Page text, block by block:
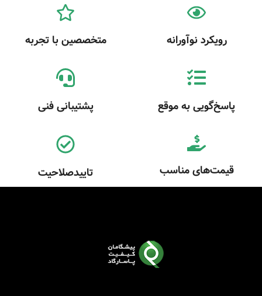
رویکرد نوآورانه متخصصین با تجربه
پاسخ‌گویی به موقع پشتیبانی فنی
قیمت‌های مناسب تاییدصلاحیت